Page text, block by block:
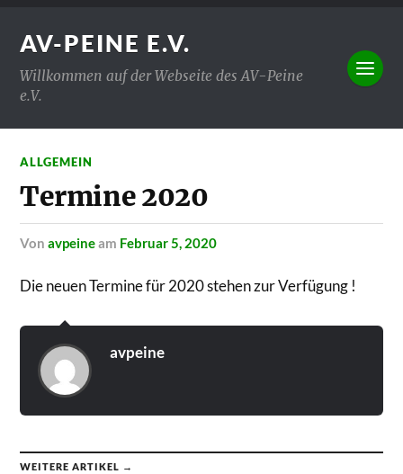
AV-PEINE E.V.
Willkommen auf der Webseite des AV-Peine
e.V.
ALLGEMEIN
Termine 2020
vonavpeineam Februar 5, 2020
Die neuen Termine für 2020 stehen zur Verfügung !
avpeine
WEITERE ARTIKEL →